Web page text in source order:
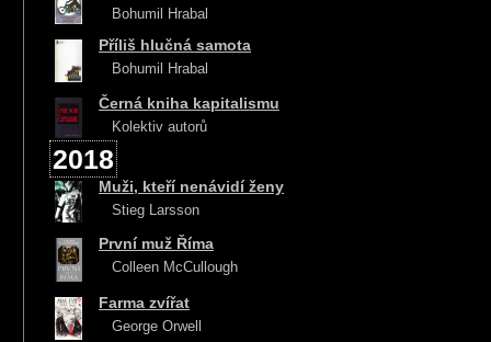
Bohumil Hrabal
Příliš hlučná samota
Bohumil Hrabal
Černá kniha kapitalismu
Kolektiv autorů
2018
Muži, kteří nenávidí ženy
Stieg Larsson
První muž Říma
Colleen McCullough
Farma zvířat
George Orwell